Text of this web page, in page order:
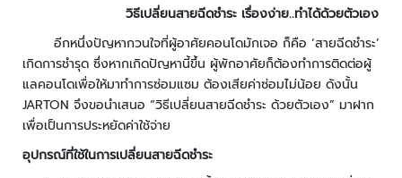
บ
ก
ล้
อ
ง
ว
ง
วิธีเปลี่ยนสายฉีดชำระ เรื่องง่าย..ทำได้ด้วยตัวเอง
อีกหนึ่งปัญหากวนใจที่ผู้อาศัยคอนโดมักเจอ ก็คือ ‘สายฉีดชำระ’
เกิดการชำรุด ซึ่งหากเกิดปัญหานี้ขึ้น ผู้พักอาศัยก็ต้องทำการติดต่อผู้
แลคอนโดเพื่อให้มาทำการซ่อมแซม ต้องเสียค่าซ่อมไม่น้อย ดังนั้น
JARTON จึงขอนำเสนอ “วิธีเปลี่ยนสายฉีดชำระ ด้วยตัวเอง” มาฝาก
เพื่อเป็นการประหยัดค่าใช้จ่าย
อุปกรณ์ที่ใช้ในการเปลี่ยนสายฉีดชำระ